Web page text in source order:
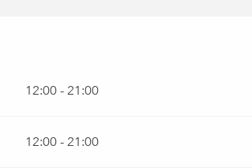
12:00 - 21:00
12:00 - 21:00